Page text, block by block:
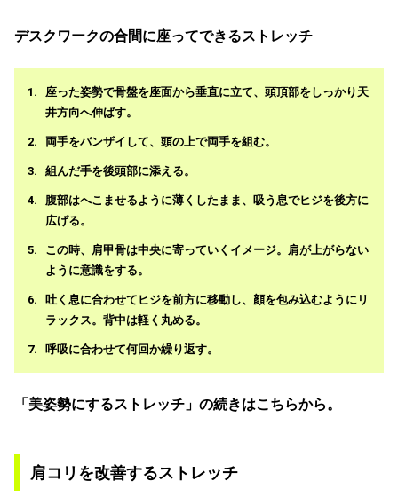
デスクワークの合間に座ってできるストレッチ
座った姿勢で骨盤を座面から垂直に立て、頭頂部をしっかり天
井方向へ伸ばす。
両手をバンザイして、頭の上で両手を組む。
組んだ手を後頭部に添える。
腹部はへこませるように薄くしたまま、吸う息でヒジを後方に
広げる。
この時、肩甲骨は中央に寄っていくイメージ。肩が上がらない
ように意識をする。
吐く息に合わせてヒジを前方に移動し、顔を包み込むようにリ
ラックス。背中は軽く丸める。
呼吸に合わせて何回か繰り返す。
「美姿勢にするストレッチ」の続きはこちらから。
肩コリを改善するストレッチ